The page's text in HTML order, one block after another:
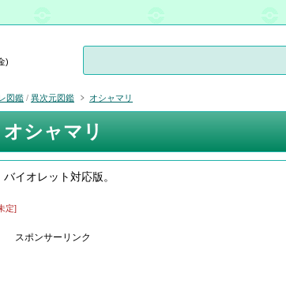
オシャマリ
イオレット対応版。
定]
スポンサーリンク
)
図鑑 / 異次元図鑑 オシャマリ